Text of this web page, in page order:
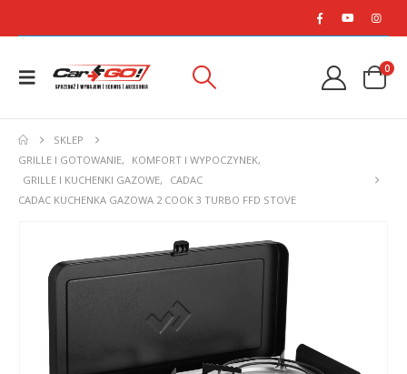
0
SKLEP
GRILLE I GOTOWANIE, KOMFORT I WYPOCZYNEK,
GRILLE I KUCHENKI GAZOWE,
CADAC
CADAC KUCHENKA GAZOWA 2 COOK 3 TURBO FFD STOVE